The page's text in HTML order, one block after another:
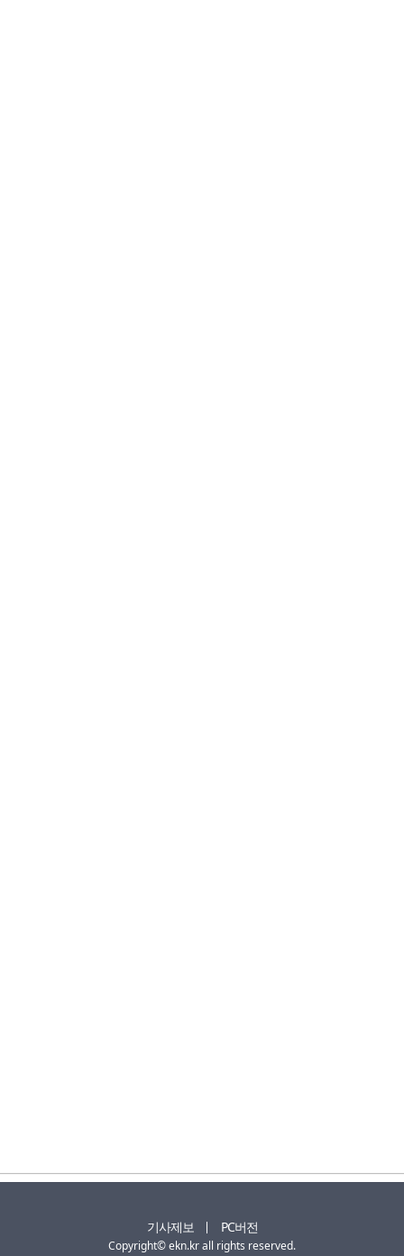
기사제보 PC버전
Copyright© ekn.kr all rights reserved.